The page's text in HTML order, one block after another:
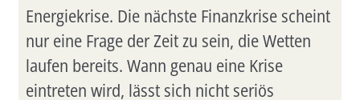
Energiekrise. Die nächste Finanzkrise scheint
nur eine Frage der Zeit zu sein, die Wetten
laufen bereits. Wann genau eine Krise
eintreten wird, lässt sich nicht seriös